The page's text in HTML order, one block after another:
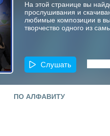
На этой странице вы
прослушивания и
любимые композиции в
творчество одного из
Слушать
ПО АЛФАВИТУ